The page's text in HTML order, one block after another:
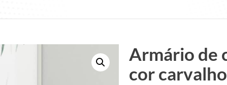
Armário de
cor